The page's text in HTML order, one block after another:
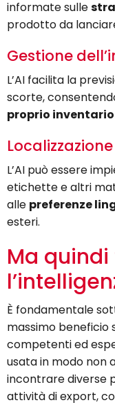
informate sulle
prodotto da
Gestione
L’AI facilita la
scorte,
proprio inventario
L’AI può essere
etichette e altri
alle preferenze
esteri.
Ma
È fondamentale
massimo beneficio
competenti ed
usata in modo non
incontrare diverse
attività di export,